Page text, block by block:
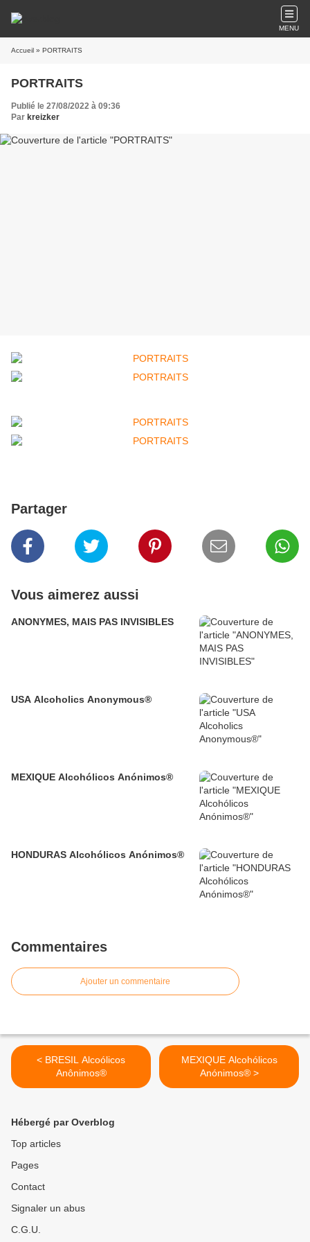
MENU
Accueil » PORTRAITS
PORTRAITS
Publié le 27/08/2022 à 09:36
Par kreizker
Partager
Vous aimerez aussi
ANONYMES, MAIS PAS INVISIBLES
USA Alcoholics Anonymous®
MEXIQUE Alcohólicos Anónimos®
HONDURAS Alcohólicos Anónimos®
Commentaires
Ajouter un commentaire
< BRESIL Alcoólicos
Anônimos®
MEXIQUE Alcohólicos
Anónimos® >
Hébergé par Overblog
Top articles
Pages
Contact
Signaler un abus
C.G.U.